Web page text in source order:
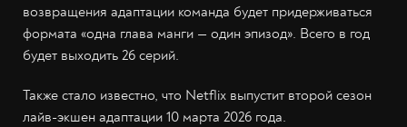
возвращения адаптации команда будет придерживаться
формата «одна глава манги — один эпизод». Всего в год
будет выходить 26 серий.
Также стало известно, что Netflix выпустит второй сезон
лайв-экшен адаптации 10 марта 2026 года.